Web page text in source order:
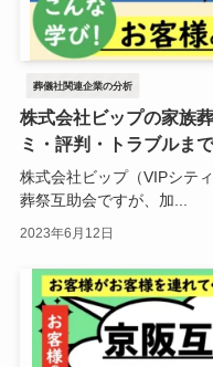
葬儀社関連企業の分析
株式会社ビップの家族
ミ・評判・トラブルま
株式会社ビップ（VIPシテ
葬祭互助会ですが、加...
2023年6月12日